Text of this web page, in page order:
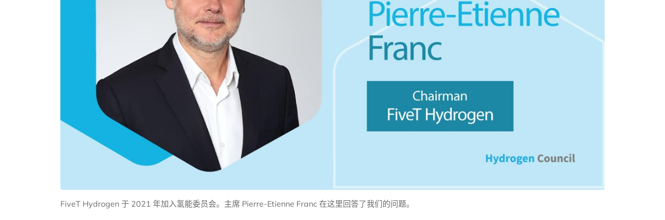
FiveT Hydrogen 于 2021 年加入氢能委员会。主席 Pierre-Etienne Franc 在这里回答了我们的问题。